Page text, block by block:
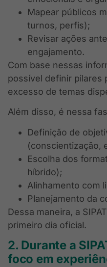
Mapear públicos
turnos, perfis);
Revisar ações
engajamento.
Com base nessas
possível definir pilares
excesso de temas
Além disso, é nessa
Definição de
(conscientização,
Escolha dos
híbrido);
Alinhamento com
Planejamento da
Dessa maneira, a
primeiro dia oficial.
2. Durante a
foco em